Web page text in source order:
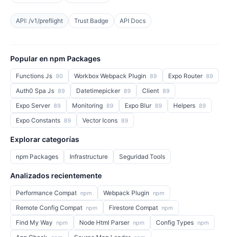
API: /v1/preflight Trust Badge API Docs
Popular en npm Packages
Functions Js 90 Workbox Webpack Plugin 89 Expo Router 89
Auth0 Spa Js 89 Datetimepicker 89 Client 89
Expo Server 89 Monitoring 89 Expo Blur 89 Helpers 89
Expo Constants 89 Vector Icons 89
Explorar categorías
npm Packages Infrastructure Seguridad Tools
Analizados recientemente
Performance Compat npm Webpack Plugin npm
Remote Config Compat npm Firestore Compat npm
Find My Way npm Node Html Parser npm Config Types npm